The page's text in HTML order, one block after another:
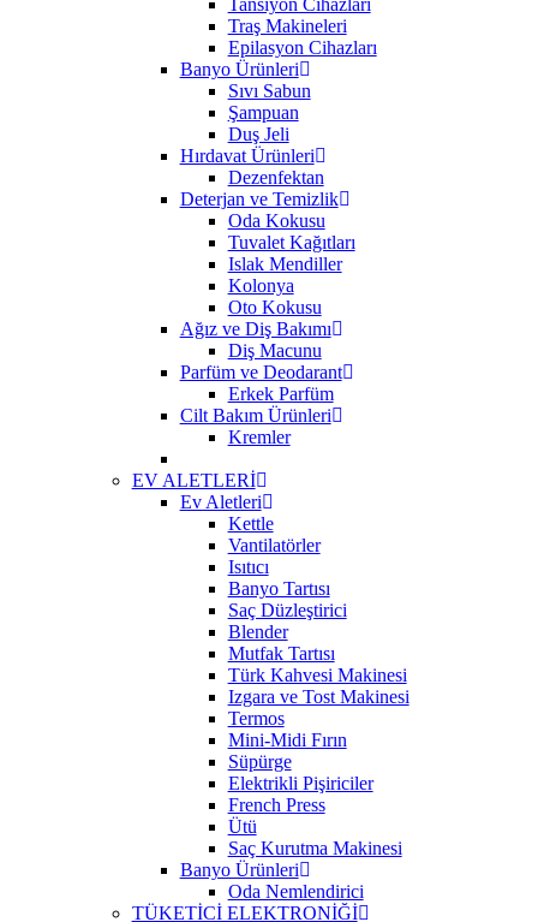
Tansiyon Cihazları
Traş Makineleri
Epilasyon Cihazları
Banyo Ürünleri
Sıvı Sabun
Şampuan
Duş Jeli
Hırdavat Ürünleri
Dezenfektan
Deterjan ve Temizlik
Oda Kokusu
Tuvalet Kağıtları
Islak Mendiller
Kolonya
Oto Kokusu
Ağız ve Diş Bakımı
Diş Macunu
Parfüm ve Deodarant
Erkek Parfüm
Cilt Bakım Ürünleri
Kremler
EV ALETLERİ
Ev Aletleri
Kettle
Vantilatörler
Isıtıcı
Banyo Tartısı
Saç Düzleştirici
Blender
Mutfak Tartısı
Türk Kahvesi Makinesi
Izgara ve Tost Makinesi
Termos
Mini-Midi Fırın
Süpürge
Elektrikli Pişiriciler
French Press
Ütü
Saç Kurutma Makinesi
Banyo Ürünleri
Oda Nemlendirici
TÜKETİCİ ELEKTRONİĞİ